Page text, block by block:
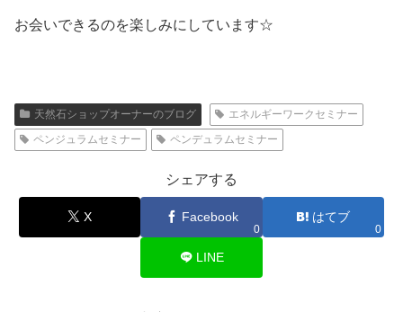
お会いできるのを楽しみにしています☆
天然石ショップオーナーのブログ
エネルギーワークセミナー
ペンジュラムセミナー
ペンデュラムセミナー
シェアする
X Facebook
0
はてブ
0
LINE